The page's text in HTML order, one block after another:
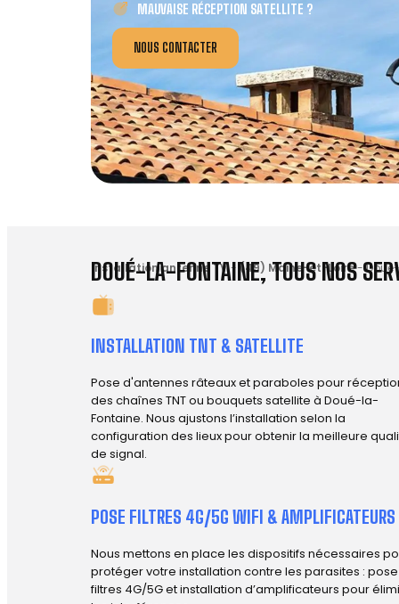
MAUVAISE RÉCEPTION SATELLITE ?
NOUS CONTACTER
Installation antenne TV- (49) Maine-et-Loire-
DOUÉ-LA-FONTAINE, TOUS NOS
INSTALLATION TNT & SATELLITE
Pose d'antennes râteaux et paraboles pour
des chaînes TNT ou bouquets satellite à Doué-la-
Fontaine. Nous ajustons l’installation selon la
configuration des lieux pour obtenir la meilleure
de signal.
POSE FILTRES 4G/5G WIFI & AMPLIFICATEURS
Nous mettons en place les dispositifs nécessaires
protéger votre installation contre les parasites :
filtres 4G/5G et installation d’amplificateurs pour